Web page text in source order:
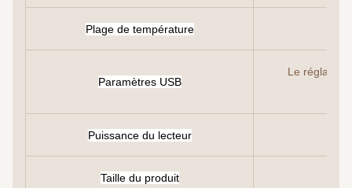
Plage de température
Paramètres USB
Le réglage
Puissance du lecteur
Taille du produit